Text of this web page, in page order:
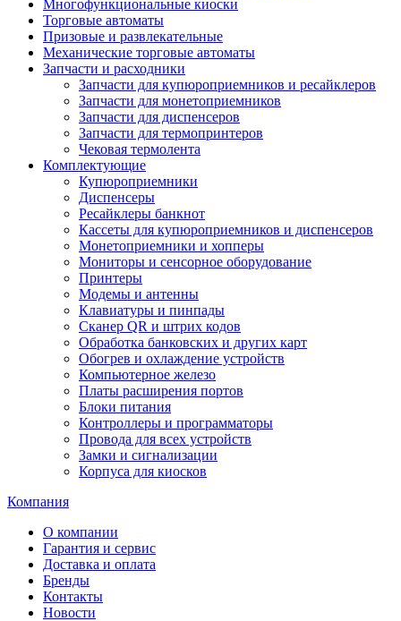
Многофункциональные киоски
Торговые автоматы
Призовые и развлекательные
Механические торговые автоматы
Запчасти и расходники
Запчасти для купюроприемников и ресайклеров
Запчасти для монетоприемников
Запчасти для диспенсеров
Запчасти для термопринтеров
Чековая термолента
Комплектующие
Купюроприемники
Диспенсеры
Ресайклеры банкнот
Кассеты для купюроприемников и диспенсеров
Монетоприемники и хопперы
Мониторы и сенсорное оборудование
Принтеры
Модемы и антенны
Клавиатуры и пинпады
Сканер QR и штрих кодов
Обработка банковских и других карт
Обогрев и охлаждение устройств
Компьютерное железо
Платы расширения портов
Блоки питания
Контроллеры и программаторы
Провода для всех устройств
Замки и сигнализации
Корпуса для киосков
Компания
О компании
Гарантия и сервис
Доставка и оплата
Бренды
Контакты
Новости